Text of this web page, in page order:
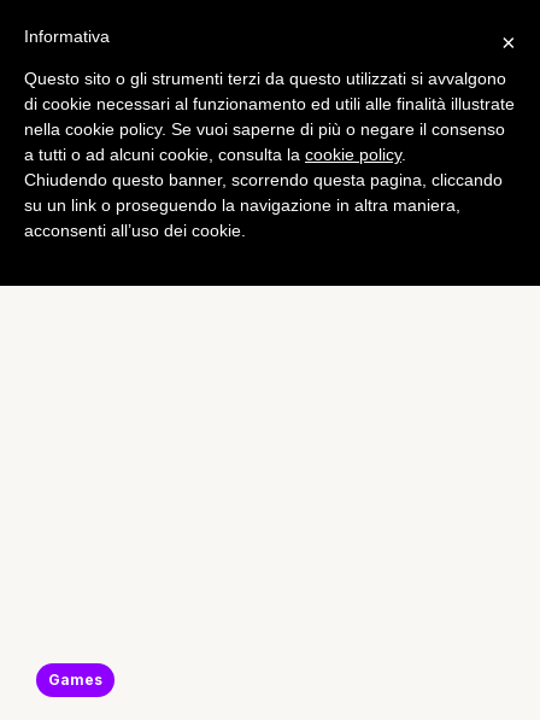
Games
×
Informativa
Questo sito o gli strumenti terzi da questo utilizzati si avvalgono
di cookie necessari al funzionamento ed utili alle finalità illustrate
nella cookie policy. Se vuoi saperne di più o negare il consenso
a tutti o ad alcuni cookie, consulta la cookie policy.
Chiudendo questo banner, scorrendo questa pagina, cliccando
su un link o proseguendo la navigazione in altra maniera,
acconsenti all’uso dei cookie.